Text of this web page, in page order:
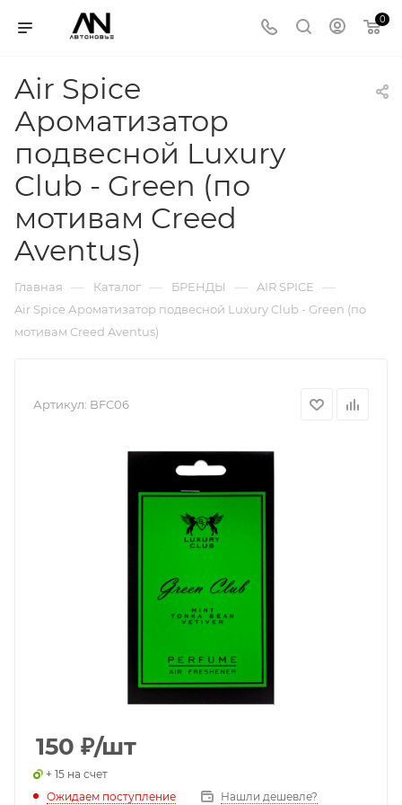
0
Air Spice
Ароматизатор
подвесной Luxury
Club - Green (по
мотивам Creed
Aventus)
Главная — Каталог — БРЕНДЫ — AIR SPICE —
Air Spice Ароматизатор подвесной Luxury Club - Green (по
мотивам Creed Aventus)
Артикул: BFC06
150 ₽/шт
+ 15 на счет
Ожидаем поступление
Нашли дешевле?